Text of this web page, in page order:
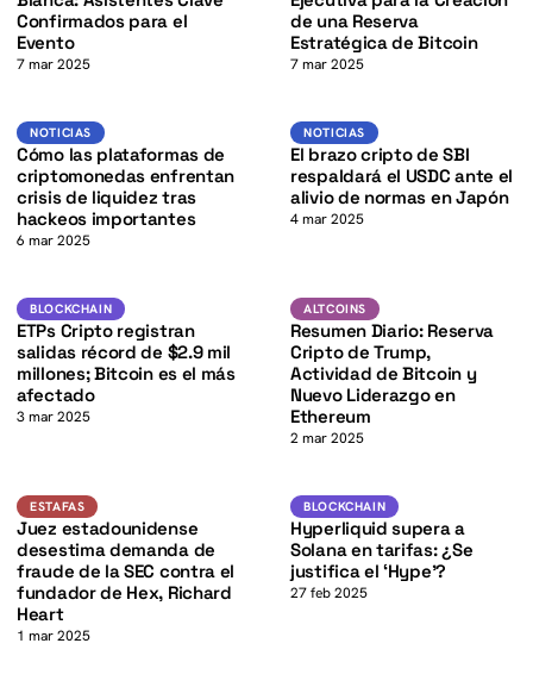
Confirmados para el
Evento
7 mar 2025
de una Reserva
Estratégica de Bitcoin
7 mar 2025
Noticias
K
NOTICIAS
Cómo las plataformas de
criptomonedas enfrentan
crisis de liquidez tras
hackeos importantes
6 mar 2025
Noticias
NOTICIAS
El brazo cripto de SBI
respaldará el USDC ante el
alivio de normas en Japón
4 mar 2025
BLOCKCHAINBTC
K
BLOCKCHAIN
ETPs Cripto registran
salidas récord de $2.9 mil
millones; Bitcoin es el más
afectado
3 mar 2025
ALTCOINS BTC
ALTCOINS
Resumen Diario: Reserva
Cripto de Trump,
Actividad de Bitcoin y
Nuevo Liderazgo en
Ethereum
2 mar 2025
Estafas
K
ESTAFAS
Juez estadounidense
desestima demanda de
fraude de la SEC contra el
fundador de Hex, Richard
Heart
1 mar 2025
BLOCKCHAINSOL
BLOCKCHAIN
Hyperliquid supera a
Solana en tarifas: ¿Se
justifica el ‘Hype’?
27 feb 2025